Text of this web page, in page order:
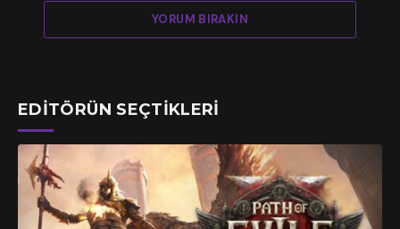
YORUM BIRAKIN
EDITÖRÜN SEÇTIKLERI